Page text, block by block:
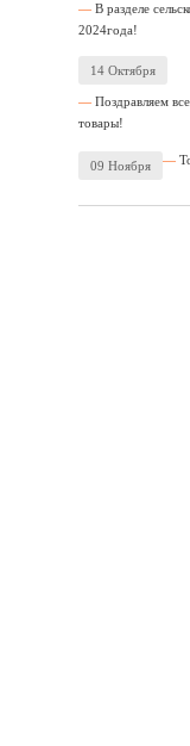
В разделе
2024года!
14 Октября
Поздравляем
товары!
09 Ноября